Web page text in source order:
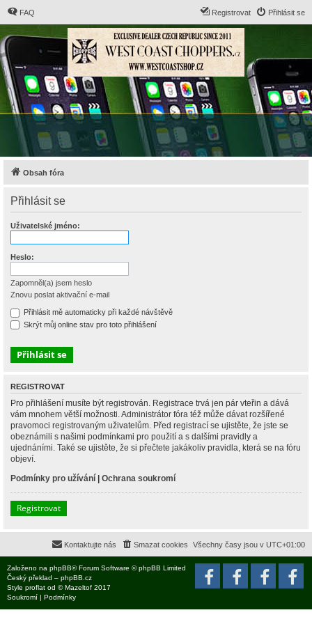
FAQ Přihlásit se
Registrovat
Obsah fóra
Přihlásit se
Uživatelské jméno:
Heslo:
Zapomněl(a) jsem heslo
Znovu poslat aktivační e-mail
Přihlásit mě automaticky při každé návštěvě
Skrýt můj online stav pro toto přihlášení
REGISTROVAT
Pro přihlášení musíte být registrován. Registrace trvá jen pár vteřin a dává
vám mnohem větší možnosti. Administrátor fóra též může dávat rozšířené
pravomoci registrovaným uživatelům. Před registrací se ujistěte, že jste se
obeznámili s našimi podmínkami pro použití a s dalšími pravidly a
ujednáními. Také se ujistěte, že si přečtete jakákoliv pravidla, která se na fóru
objeví.
Podmínky pro užívání | Ochrana soukromí
Registrovat
Všechny časy jsou v UTC+01:00
Smazat cookies
Kontaktujte nás
Založeno na phpBB® Forum Software © phpBB Limited
Český překlad – phpBB.cz
Style proflat od ©Mazeltof 2017
Soukromí | Podmínky